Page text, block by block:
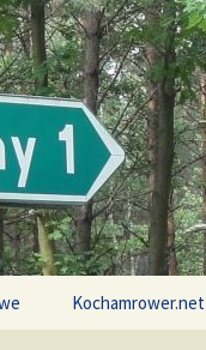
Kochamrower.net